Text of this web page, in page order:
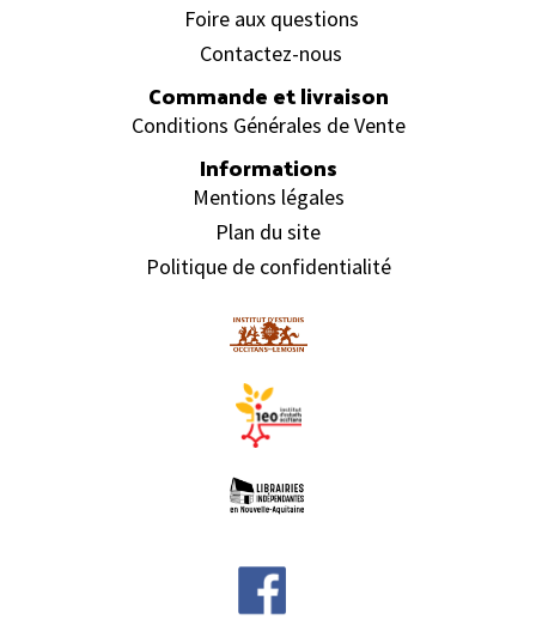
Foire aux questions
Contactez-nous
Commande et livraison
Conditions Générales de Vente
Informations
Mentions légales
Plan du site
Politique de confidentialité